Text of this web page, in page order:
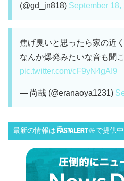
(@gd_jn818) September 18,
焦げ臭いと思ったら家の近
なんか爆発みたいな音も聞
pic.twitter.com/cF9yN4gAI9
— 尚哉 (@eranaoya1231)
最新の情報は で提供中